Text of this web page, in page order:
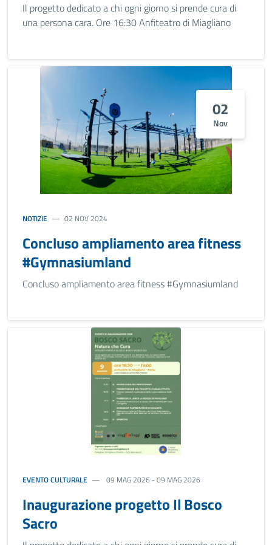
Il progetto dedicato a chi ogni giorno si prende cura di
una persona cara. Ore 16:30 Anfiteatro di Miagliano
02
Nov
NOTIZIE 02 NOV 2024
Concluso ampliamento area fitness
#Gymnasiumland
Concluso ampliamento area fitness #Gymnasiumland
EVENTO CULTURALE 09 MAG 2026 - 09 MAG 2026
Inaugurazione progetto Il Bosco
Sacro